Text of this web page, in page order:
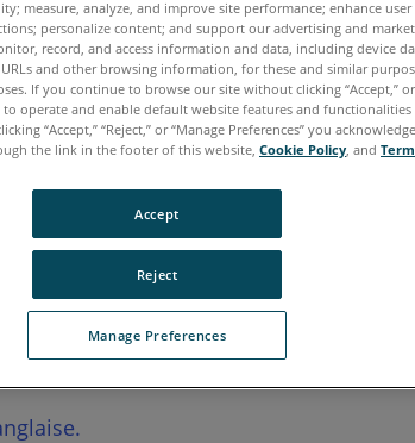
measure, analyze, and improve site performance; enhance user
personalize content; and support our advertising and
record, and access information and data, including device
and other browsing information, for these and similar
If you continue to browse our site without clicking “Accept,”
to operate and enable default website features and
“Accept,” “Reject,” or “Manage Preferences” you
the link in the footer of this website, Cookie Policy, and
Manage Preferences
Reject
Accept